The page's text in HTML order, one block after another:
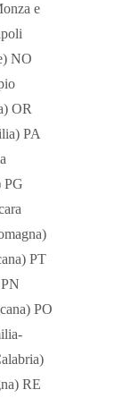
e
NO
OR
PA
PG
PT
PO
RE